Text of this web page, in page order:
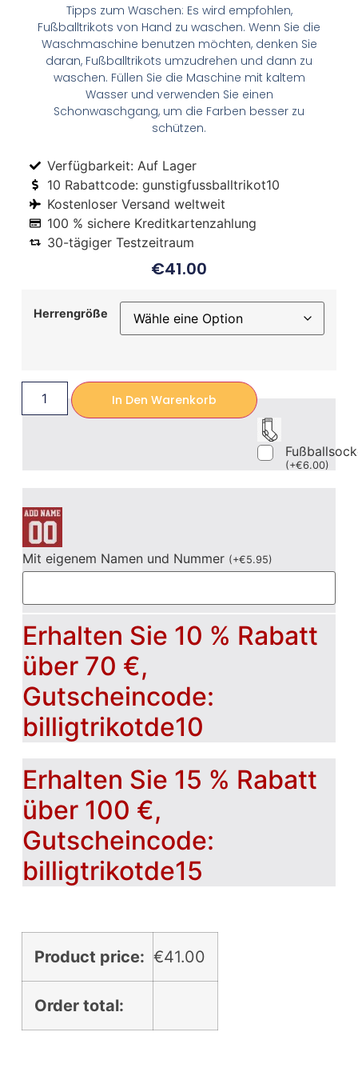
Tipps zum Waschen: Es wird empfohlen,
Fußballtrikots von Hand zu waschen. Wenn Sie die
Waschmaschine benutzen möchten, denken Sie
daran, Fußballtrikots umzudrehen und dann zu
waschen. Füllen Sie die Maschine mit kaltem
Wasser und verwenden Sie einen
Schonwaschgang, um die Farben besser zu
schützen.
Verfügbarkeit: Auf Lager
10 Rabattcode: gunstigfussballtrikot10
Kostenloser Versand weltweit
100 % sichere Kreditkartenzahlung
30-tägiger Testzeitraum
€41.00
Herrengröße
In Den Warenkorb
(+€6.00)
Mit eigenem Namen und Nummer (+€5.95)
Erhalten Sie 10 % Rabatt
über 70 €,
Gutscheincode:
billigtrikotde10
Erhalten Sie 15 % Rabatt
über 100 €,
Gutscheincode:
billigtrikotde15
Product price: €41.00
Order total: